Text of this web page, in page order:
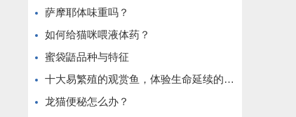
萨摩耶体味重吗？
如何给猫咪喂液体药？
蜜袋鼯品种与特征
十大易繁殖的观赏鱼，体验生命延续的乐趣
龙猫便秘怎么办？